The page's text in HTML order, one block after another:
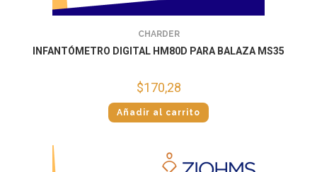
CHARDER
INFANTÓMETRO DIGITAL HM80D PARA BALAZA MS35
$170,28
Añadir al carrito